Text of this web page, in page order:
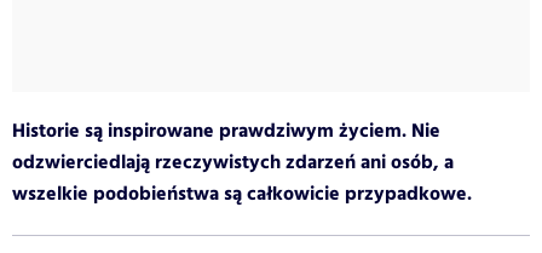
Historie są inspirowane prawdziwym życiem. Nie
odzwierciedlają rzeczywistych zdarzeń ani osób, a
wszelkie podobieństwa są całkowicie przypadkowe.